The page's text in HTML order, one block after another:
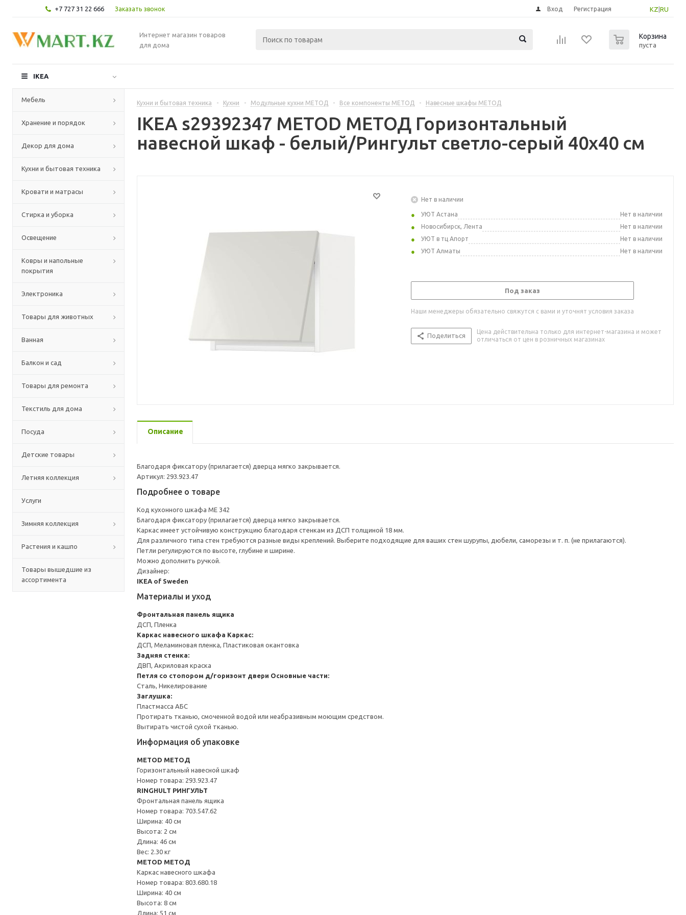
+7 727 31 22 666 Заказать звонок KZ RU
Вход Регистрация
Интернет магазин товаров
для дома
Корзина
пуста
IKEA
Мебель
Хранение и порядок
Декор для дома
Кухни и бытовая техника
Кровати и матрасы
Стирка и уборка
Освещение
Ковры и напольные
покрытия
Электроника
Товары для животных
Ванная
Балкон и сад
Товары для ремонта
Текстиль для дома
Посуда
Детские товары
Летняя коллекция
Услуги
Зимняя коллекция
Растения и кашпо
Товары вышедшие из
ассортимента
Кухни и бытовая техника - Кухни - Модульные кухни МЕТОД - Все компоненты МЕТОД - Навесные шкафы МЕТОД
IKEA s29392347 METOD МЕТОД Горизонтальный
навесной шкаф - белый/Рингульт светло-серый 40x40 см
Нет в наличии
УЮТ Астана
Нет в наличии
Новосибирск, Лента
Нет в наличии
УЮТ в тц Апорт
Нет в наличии
УЮТ Алматы
Нет в наличии
Под заказ
Наши менеджеры обязательно свяжутся с вами и уточнят условия заказа
Поделиться
Цена действительна только для интернет-магазина и может
отличаться от цен в розничных магазинах
Описание
Благодаря фиксатору (прилагается) дверца мягко закрывается.
Артикул: 293.923.47
Подробнее о товаре
Код кухонного шкафа ME 342
Благодаря фиксатору (прилагается) дверца мягко закрывается.
Каркас имеет устойчивую конструкцию благодаря стенкам из ДСП толщиной 18 мм.
Для различного типа стен требуются разные виды креплений. Выберите подходящие для ваших стен шурупы, дюбели, саморезы и т. п. (не прилагаются).
Петли регулируются по высоте, глубине и ширине.
Можно дополнить ручкой.
Дизайнер:
IKEA of Sweden
Материалы и уход
Фронтальная панель ящика
ДСП, Пленка
Каркас навесного шкафа Каркас:
ДСП, Меламиновая пленка, Пластиковая окантовка
Задняя стенка:
ДВП, Акриловая краска
Петля со стопором д/горизонт двери Основные части:
Сталь, Никелирование
Заглушка:
Пластмасса АБС
Протирать тканью, смоченной водой или неабразивным моющим средством.
Вытирать чистой сухой тканью.
Информация об упаковке
METOD МЕТОД
Горизонтальный навесной шкаф
Номер товара: 293.923.47
RINGHULT РИНГУЛЬТ
Фронтальная панель ящика
Номер товара: 703.547.62
Ширина: 40 см
Высота: 2 см
Длина: 46 см
Вес: 2.30 кг
METOD МЕТОД
Каркас навесного шкафа
Номер товара: 803.680.18
Ширина: 40 см
Высота: 8 см
Длина: 51 см